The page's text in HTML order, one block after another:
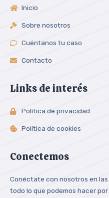
Inicio
Sobre nosotros
Cuéntanos tu caso
Contacto
Links de interés
Política de privacidad
Política de cookies
Conectemos
Conéctate con nosotros en
todo lo que podemos hacer por